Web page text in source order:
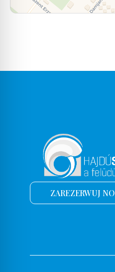
ZAREZERWUJ